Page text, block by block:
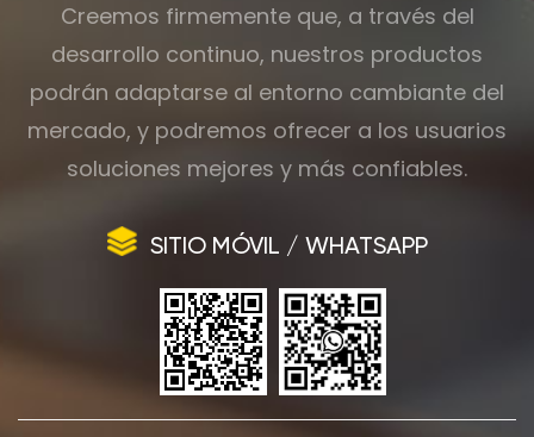
Creemos firmemente que, a través del
desarrollo continuo, nuestros productos
podrán adaptarse al entorno cambiante del
mercado, y podremos ofrecer a los usuarios
soluciones mejores y más confiables.
SITIO MÓVIL / WHATSAPP